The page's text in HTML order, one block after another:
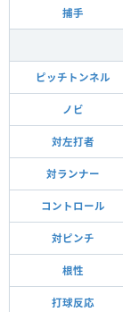
捕手
ピッチトンネル
ノビ
対左打者
対ランナー
コントロール
対ピンチ
根性
打球反応